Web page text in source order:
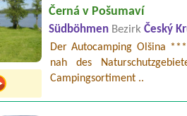
Černá v Pošumaví
Südböhmen Bezirk Český
Der Autocamping Olšina
nah des
Campingsortiment ..